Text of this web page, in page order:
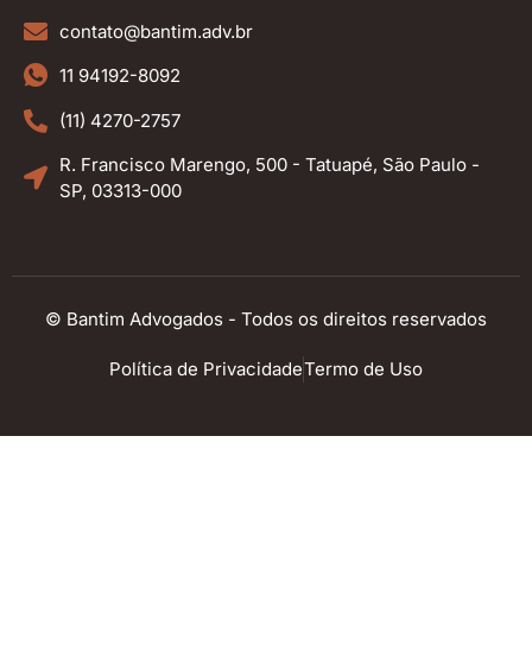
contato@bantim.adv.br
11 94192-8092
(11) 4270-2757
R. Francisco Marengo, 500 - Tatuapé, São Paulo -
SP, 03313-000
© Bantim Advogados - Todos os direitos reservados
Política de PrivacidadeTermo de Uso